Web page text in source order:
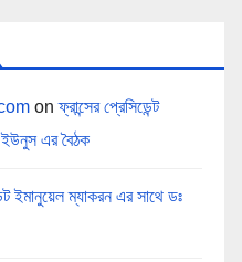
onফ্রান্সের প্রেসিডেন্ট
ইউনুস এর বৈঠক
ইমানুয়েল ম্যাকরন এর সাথে ডঃ